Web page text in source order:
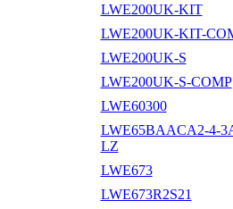
LWE200UK-KIT
LWE200UK-KIT-
LWE200UK-S
LWE200UK-S-COMP
LWE60300
LWE65BAACA2-4-
LZ
LWE673
LWE673R2S21